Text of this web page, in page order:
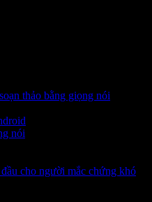
thảo bằng giọng nói
nói
cho người mắc chứng khó